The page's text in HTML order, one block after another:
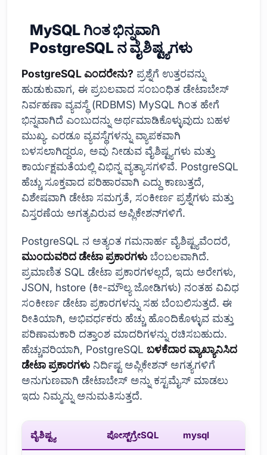
MySQL ಗಿಂತ ಭಿನ್ನವಾಗಿ
PostgreSQL ನ ವೈಶಿಷ್ಟ್ಯಗಳು
PostgreSQL ಎಂದರೇನು? ಪ್ರಶ್ನೆಗೆ ಉತ್ತರವನ್ನು
ಹುಡುಕುವಾಗ, ಈ ಪ್ರಬಲವಾದ ಸಂಬಂಧಿತ ಡೇಟಾಬೇಸ್
ನಿರ್ವಹಣಾ ವ್ಯವಸ್ಥೆ (RDBMS) MySQL ಗಿಂತ ಹೇಗೆ
ಭಿನ್ನವಾಗಿದೆ ಎಂಬುದನ್ನು ಅರ್ಥಮಾಡಿಕೊಳ್ಳುವುದು ಬಹಳ
ಮುಖ್ಯ. ಎರಡೂ ವ್ಯವಸ್ಥೆಗಳನ್ನು ವ್ಯಾಪಕವಾಗಿ
ಬಳಸಲಾಗಿದ್ದರೂ, ಅವು ನೀಡುವ ವೈಶಿಷ್ಟ್ಯಗಳು ಮತ್ತು
ಕಾರ್ಯಕ್ಷಮತೆಯಲ್ಲಿ ವಿಭಿನ್ನ ವ್ಯತ್ಯಾಸಗಳಿವೆ. PostgreSQL
ಹೆಚ್ಚು ಸೂಕ್ತವಾದ ಪರಿಹಾರವಾಗಿ ಎದ್ದು ಕಾಣುತ್ತದೆ,
ವಿಶೇಷವಾಗಿ ಡೇಟಾ ಸಮಗ್ರತೆ, ಸಂಕೀರ್ಣ ಪ್ರಶ್ನೆಗಳು ಮತ್ತು
ವಿಸ್ತರಣೆಯ ಅಗತ್ಯವಿರುವ ಅಪ್ಲಿಕೇಶನ್‌ಗಳಿಗೆ.
PostgreSQL ನ ಅತ್ಯಂತ ಗಮನಾರ್ಹ ವೈಶಿಷ್ಟ್ಯವೆಂದರೆ,
ಮುಂದುವರಿದ ಡೇಟಾ ಪ್ರಕಾರಗಳು ಬೆಂಬಲವಾಗಿದೆ.
ಪ್ರಮಾಣಿತ SQL ಡೇಟಾ ಪ್ರಕಾರಗಳಲ್ಲದೆ, ಇದು ಅರೇಗಳು,
JSON, hstore (ಕೀ-ಮೌಲ್ಯ ಜೋಡಿಗಳು) ನಂತಹ ವಿವಿಧ
ಸಂಕೀರ್ಣ ಡೇಟಾ ಪ್ರಕಾರಗಳನ್ನು ಸಹ ಬೆಂಬಲಿಸುತ್ತದೆ. ಈ
ರೀತಿಯಾಗಿ, ಅಭಿವರ್ಧಕರು ಹೆಚ್ಚು ಹೊಂದಿಕೊಳ್ಳುವ ಮತ್ತು
ಪರಿಣಾಮಕಾರಿ ದತ್ತಾಂಶ ಮಾದರಿಗಳನ್ನು ರಚಿಸಬಹುದು.
ಹೆಚ್ಚುವರಿಯಾಗಿ, PostgreSQL ಬಳಕೆದಾರ ವ್ಯಾಖ್ಯಾನಿಸಿದ
ಡೇಟಾ ಪ್ರಕಾರಗಳು ನಿರ್ದಿಷ್ಟ ಅಪ್ಲಿಕೇಶನ್ ಅಗತ್ಯಗಳಿಗೆ
ಅನುಗುಣವಾಗಿ ಡೇಟಾಬೇಸ್ ಅನ್ನು ಕಸ್ಟಮೈಸ್ ಮಾಡಲು
ಇದು ನಿಮ್ಮನ್ನು ಅನುಮತಿಸುತ್ತದೆ.
ವೈಶಿಷ್ಟ್ಯ ಪೋಸ್ಟ್‌ಗ್ರೇSQL mysql